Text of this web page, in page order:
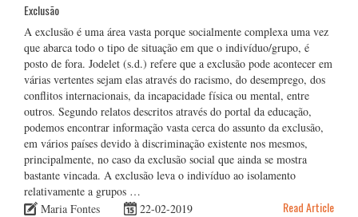
Exclusão
A exclusão é uma área vasta porque socialmente complexa uma vez
que abarca todo o tipo de situação em que o indivíduo/grupo, é
posto de fora. Jodelet (s.d.) refere que a exclusão pode acontecer em
várias vertentes sejam elas através do racismo, do desemprego, dos
conflitos internacionais, da incapacidade física ou mental, entre
outros. Segundo relatos descritos através do portal da educação,
podemos encontrar informação vasta cerca do assunto da exclusão,
em vários países devido à discriminação existente nos mesmos,
principalmente, no caso da exclusão social que ainda se mostra
bastante vincada. A exclusão leva o indivíduo ao isolamento
relativamente a grupos …
Maria Fontes
22-02-2019 Read Article